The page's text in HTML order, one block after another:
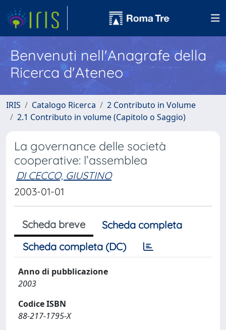
Benvenuti nell'Anagrafe della
Ricerca d'Ateneo
IRIS Catalogo Ricerca
2 Contributo in Volume
2.1 Contributo in volume (Capitolo o Saggio)
La governance delle società
cooperative: l’assemblea
DI CECCO, GIUSTINO
2003-01-01
Scheda breve
Scheda completa
Scheda completa (DC)
Anno di pubblicazione
2003
Codice ISBN
88-217-1795-X